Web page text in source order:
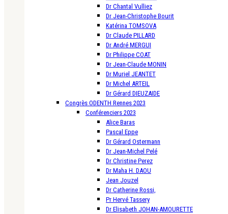
Dr Chantal Vulliez
Dr Jean-Christophe Bourit
Katérina TOMSOVA
Dr Claude PILLARD
Dr André MERGUI
Dr Philippe COAT
Dr Jean-Claude MONIN
Dr Muriel JEANTET
Dr Michel ARTEIL
Dr Gérard DIEUZAIDE
Congrès ODENTH Rennes 2023
Conférenciers 2023
Alice Baras
Pascal Eppe
Dr Gérard Ostermann
Dr Jean-Michel Pelé
Dr Christine Perez
Dr Maha H. DAOU
Jean Jouzel
Dr Catherine Rossi,
Pr Hervé Tassery
Dr Elisabeth JOHAN-AMOURETTE